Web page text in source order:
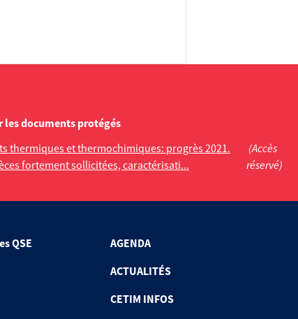
les documents protégés
thermiques et thermochimiques: progrès 2021.
fortement sollicitées, caractérisati...
(Accès
réservé)
QSE
AGENDA
ACTUALITÉS
CETIM INFOS